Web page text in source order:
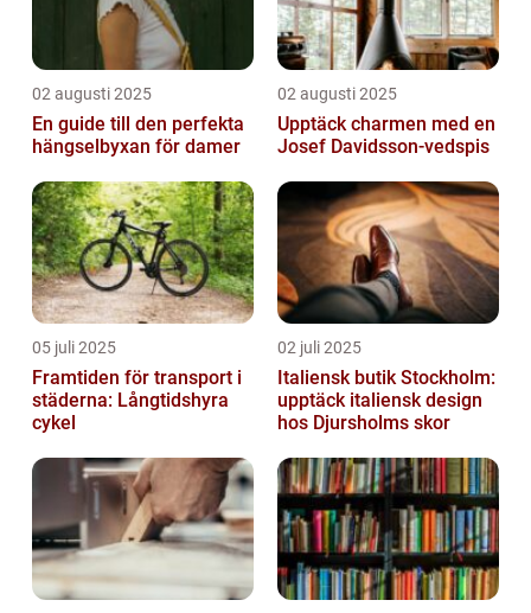
02 augusti 2025
En guide till den perfekta
hängselbyxan för damer
02 augusti 2025
Upptäck charmen med en
Josef Davidsson-vedspis
05 juli 2025
Framtiden för transport i
städerna: Långtidshyra
cykel
02 juli 2025
Italiensk butik Stockholm:
upptäck italiensk design
hos Djursholms skor